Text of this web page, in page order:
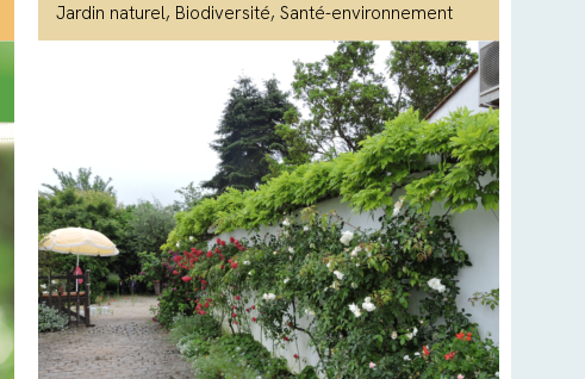
Jardin naturel, Biodiversité, Santé-environnement